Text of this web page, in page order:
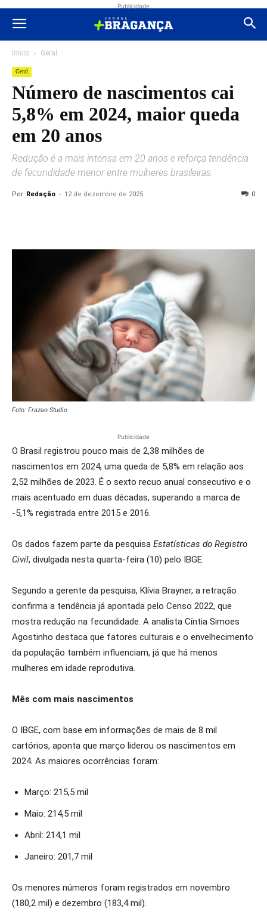
Publicidade
Início Geral
Geral
Número de nascimentos cai
5,8% em 2024, maior queda
em 20 anos
Redução é a mais intensa em 20 anos e reforça tendência
de fecundidade menor entre mulheres brasileiras.
Por Redação - 12 de dezembro de 2025 0
Foto: Frazao Studio
Publicidade
O Brasil registrou pouco mais de 2,38 milhões de
nascimentos em 2024, uma queda de 5,8% em relação aos
2,52 milhões de 2023. É o sexto recuo anual consecutivo e o
mais acentuado em duas décadas, superando a marca de
-5,1% registrada entre 2015 e 2016.
Os dados fazem parte da pesquisa Estatísticas do Registro
Civil, divulgada nesta quarta-feira (10) pelo IBGE.
Segundo a gerente da pesquisa, Klívia Brayner, a retração
confirma a tendência já apontada pelo Censo 2022, que
mostra redução na fecundidade. A analista Cíntia Simoes
Agostinho destaca que fatores culturais e o envelhecimento
da população também influenciam, já que há menos
mulheres em idade reprodutiva.
Mês com mais nascimentos
O IBGE, com base em informações de mais de 8 mil
cartórios, aponta que março liderou os nascimentos em
2024. As maiores ocorrências foram:
Março: 215,5 mil
Maio: 214,5 mil
Abril: 214,1 mil
Janeiro: 201,7 mil
Os menores números foram registrados em novembro
(180,2 mil) e dezembro (183,4 mil).